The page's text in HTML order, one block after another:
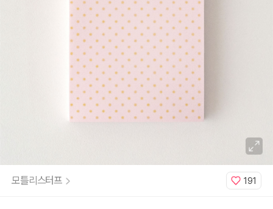
모틀리스터프 191